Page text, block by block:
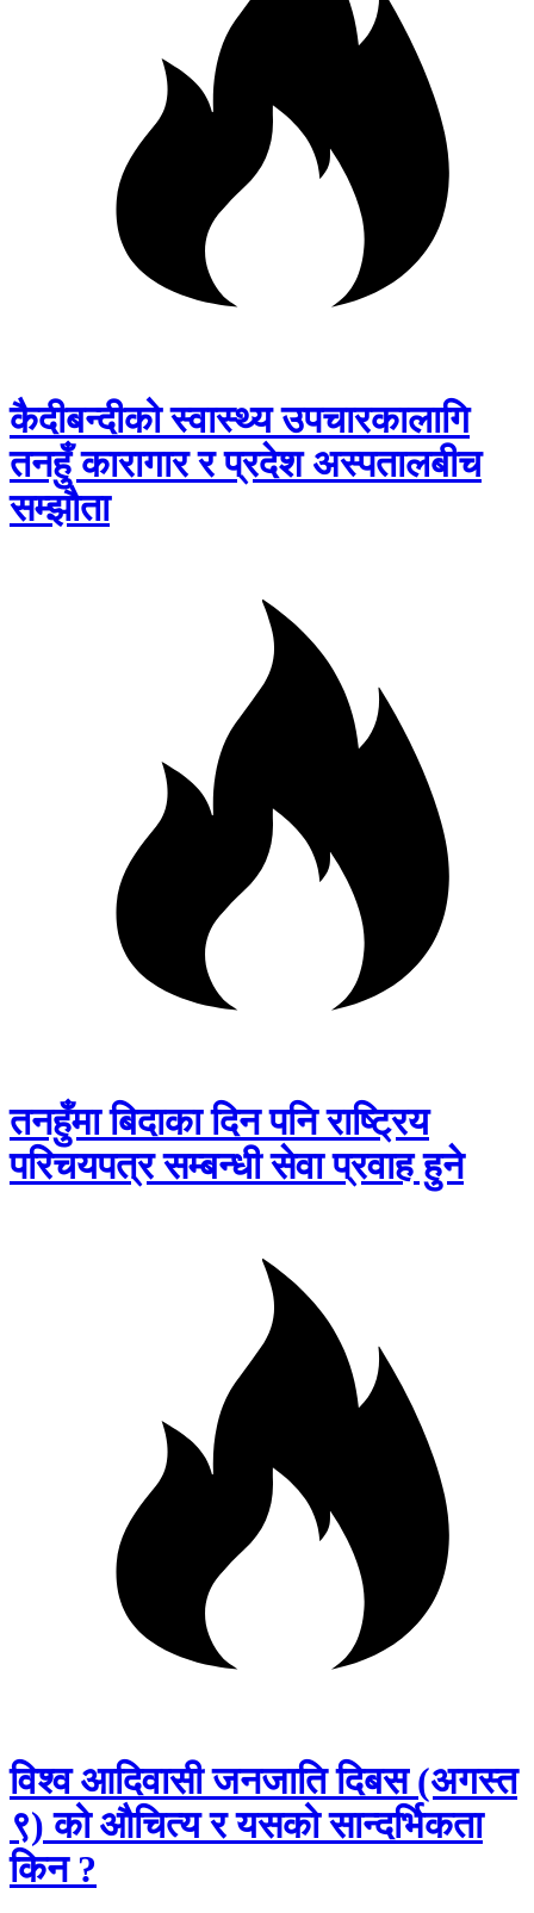
कैदीबन्दीको स्वास्थ्य उपचारकालागि
तनहुँ कारागार र प्रदेश अस्पतालबीच
सम्झौता
तनहुँमा बिदाका दिन पनि राष्ट्रिय
परिचयपत्र सम्बन्धी सेवा प्रवाह हुने
विश्व आदिवासी जनजाति दिबस (अगस्त
९) को औचित्य र यसको सान्दर्भिकता
किन ?